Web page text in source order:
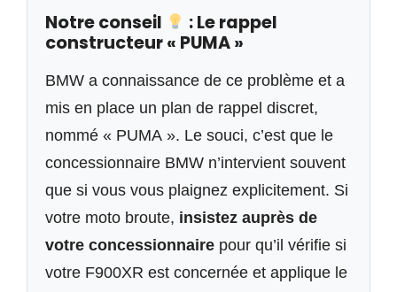
Notre conseil
: Le rappel
constructeur « PUMA »
BMW a connaissance de ce problème et a
mis en place un plan de rappel discret,
nommé « PUMA ». Le souci, c’est que le
concessionnaire BMW n’intervient souvent
que si vous vous plaignez explicitement. Si
votre moto broute, insistez auprès de
votre concessionnaire pour qu’il vérifie si
votre F900XR est concernée et applique le